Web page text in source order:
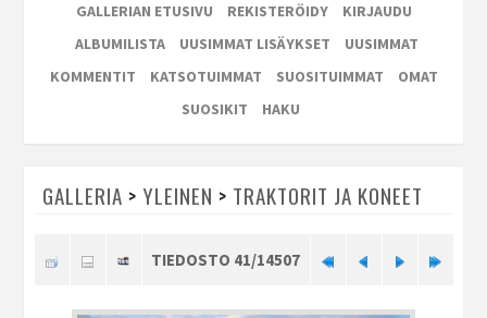
GALLERIAN ETUSIVU REKISTERÖIDY
KIRJAUDU
ALBUMILISTA
UUSIMMAT LISÄYKSET
UUSIMMAT
KOMMENTIT
KATSOTUIMMAT SUOSITUIMMAT
OMAT
SUOSIKIT
HAKU
GALLERIA > YLEINEN > TRAKTORIT JA KONEET
TIEDOSTO 41/14507